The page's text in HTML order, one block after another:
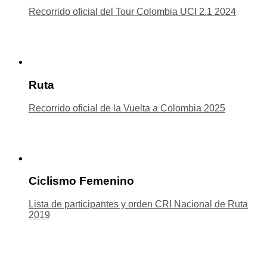
Recorrido oficial del Tour Colombia UCI 2.1 2024
Ruta
Recorrido oficial de la Vuelta a Colombia 2025
Ciclismo Femenino
Lista de participantes y orden CRI Nacional de Ruta
2019